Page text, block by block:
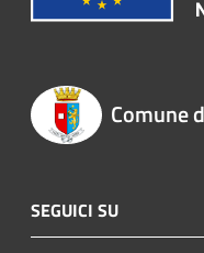
Comune
SEGUICI SU